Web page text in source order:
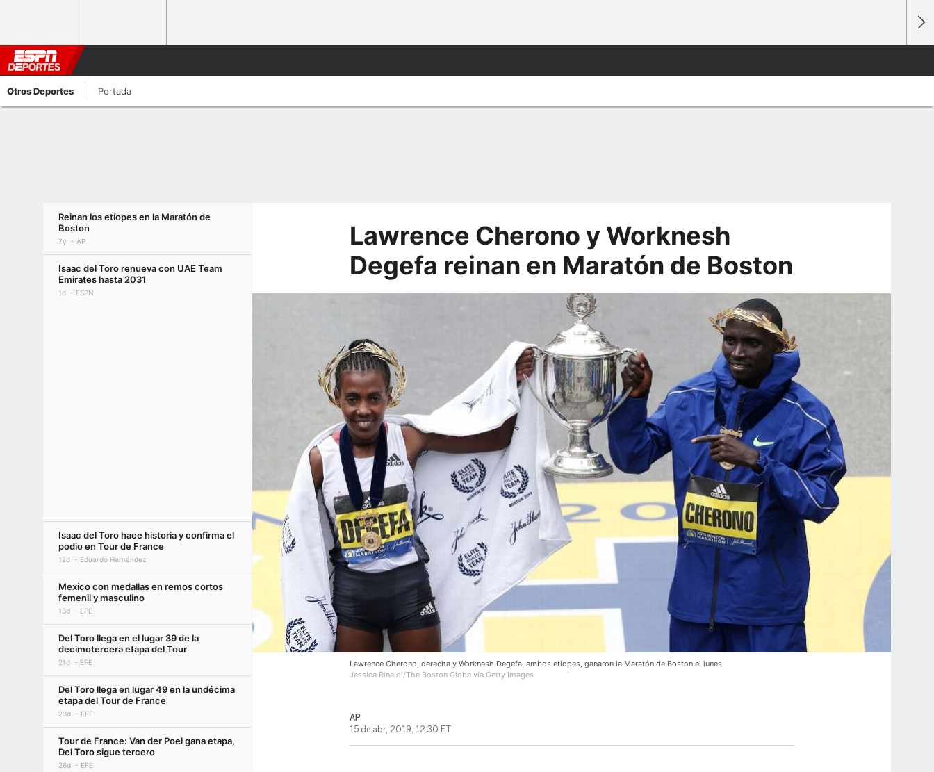
Otros Deportes Portada
Reinan los etíopes en la Maratón de
Boston
7y AP
Isaac del Toro renueva con UAE Team
Emirates hasta 2031
1d ESPN
Isaac del Toro hace historia y confirma el
podio en Tour de France
12d Eduardo Hernández
Mexico con medallas en remos cortos
femenil y masculino
13d EFE
Del Toro llega en el lugar 39 de la
decimotercera etapa del Tour
21d EFE
Del Toro llega en lugar 49 en la undécima
etapa del Tour de France
23d EFE
Tour de France: Van der Poel gana etapa,
Del Toro sigue tercero
26d EFE
Lawrence Cherono y Worknesh
Degefa reinan en Maratón de Boston
Lawrence Cherono, derecha y Worknesh Degefa, ambos etíopes, ganaron la Maratón de Boston el lunes
Jessica Rinaldi/The Boston Globe via Getty Images
AP
15 de abr, 2019, 12:30 ET